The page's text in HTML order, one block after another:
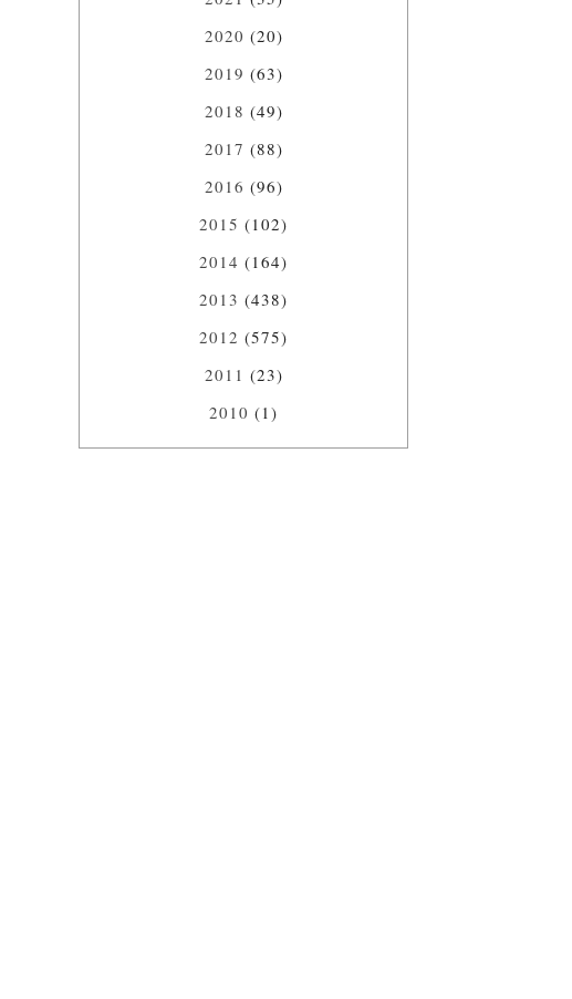
2020 (20)
2019 (63)
2018 (49)
2017 (88)
2016 (96)
2015 (102)
2014 (164)
2013 (438)
2012 (575)
2011 (23)
2010 (1)